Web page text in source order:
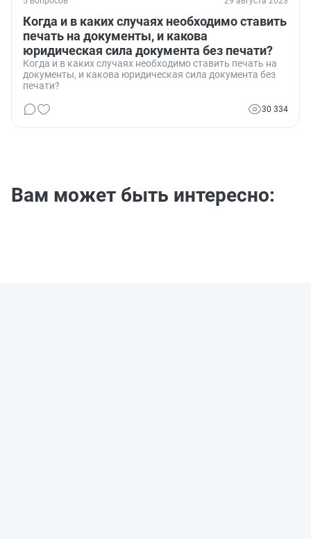
Когда и в каких случаях необходимо ставить
печать на документы, и какова
юридическая сила документа без печати?
Когда и в каких случаях необходимо ставить печать на
документы, и какова юридическая сила документа без
печати?
30 334
Вам может быть интересно: